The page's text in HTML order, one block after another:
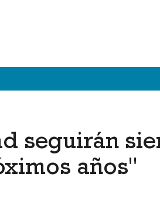
seguirán
años"